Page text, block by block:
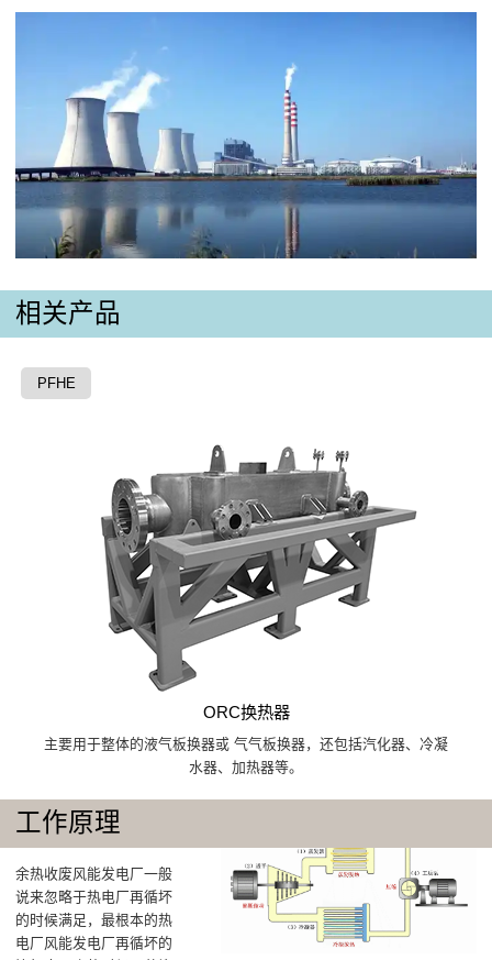
相关产品
PFHE
ORC换热器
主要用于整体的液气板换器或 气气板换器，还包括汽化器、冷凝
水器、加热器等。
工作原理
余热收废风能发电厂一般
说来忽略于热电厂再循坏
的时候满足，最根本的热
电厂风能发电厂再循坏的